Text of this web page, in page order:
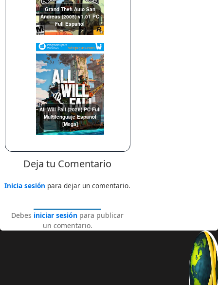
Grand Theft Auto San
Andreas (2005) v1.01 PC
Full Español
All Will Fall (2026) PC Full
Multilenguaje Español
[Mega]
Deja tu Comentario
Inicia sesión para dejar un comentario.
Debes iniciar sesión para publicar
un comentario.